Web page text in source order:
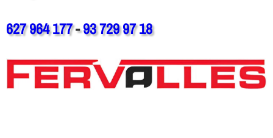
627 964 177-93 729 97 18